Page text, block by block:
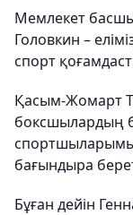
Мемлекет
Головкин –
спорт
Қасым-Жомарт
боксшылардың
бағындыра
Бұған дейін